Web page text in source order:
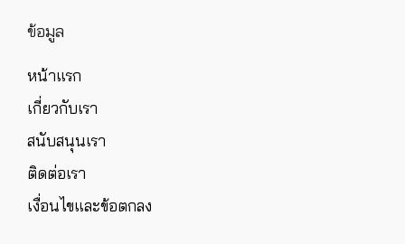
ข้อมูล
หน้าแรก
เกี่ยวกับเรา
สนับสนุนเรา
ติดต่อเรา
เงื่อนไขและข้อตกลง